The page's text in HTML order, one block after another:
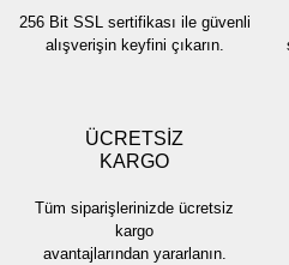
Bu ürüne benzer farklı alternatifler
256 Bit SSL sertifikası ile güvenli
alışverişin keyfini çıkarın.
ÜCRETSİZ
KARGO
Tüm siparişlerinizde ücretsiz
kargo
avantajlarından yararlanın.